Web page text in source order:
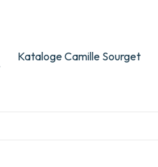
Kataloge Camille Sourget